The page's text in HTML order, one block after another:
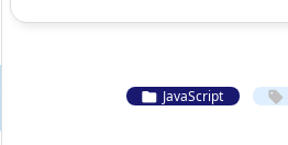
 JavaScript 